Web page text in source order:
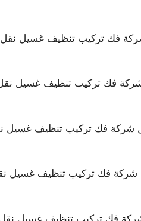
فك تركيب تنظيف غسيل
شركة فك تركيب تنظيف غسيل
شركة فك تركيب تنظيف
شركة فك تركيب تنظيف غسيل
شركة فك تركيب تنظيف غسيل